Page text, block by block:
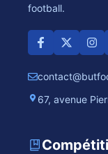
football.
67, avenue